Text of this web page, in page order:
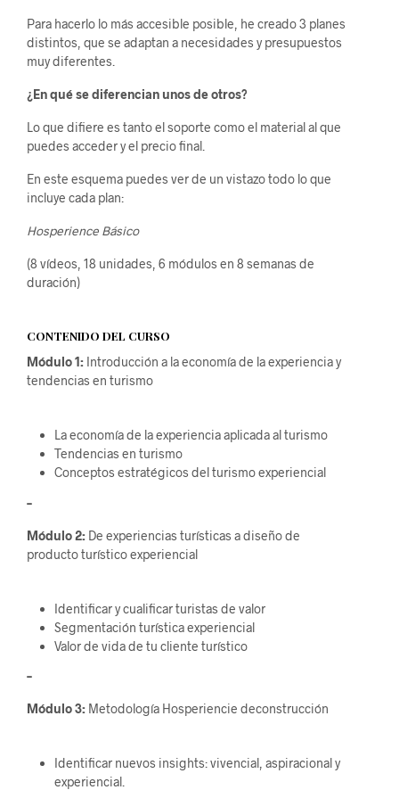
Para hacerlo lo más accesible posible, he creado 3 planes
distintos, que se adaptan a necesidades y presupuestos
muy diferentes.
¿En qué se diferencian unos de otros?
Lo que difiere es tanto el soporte como el material al que
puedes acceder y el precio final.
En este esquema puedes ver de un vistazo todo lo que
incluye cada plan:
Hosperience Básico
(8 vídeos, 18 unidades, 6 módulos en 8 semanas de
duración)
CONTENIDO DEL CURSO
Módulo 1: Introducción a la economía de la experiencia y
tendencias en turismo
La economía de la experiencia aplicada al turismo
Tendencias en turismo
Conceptos estratégicos del turismo experiencial
–
Módulo 2: De experiencias turísticas a diseño de
producto turístico experiencial
Identificar y cualificar turistas de valor
Segmentación turística experiencial
Valor de vida de tu cliente turístico
–
Módulo 3: Metodología Hosperiencie deconstrucción
Identificar nuevos insights: vivencial, aspiracional y
experiencial.